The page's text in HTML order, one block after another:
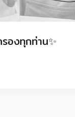
องทุกท่าน✨